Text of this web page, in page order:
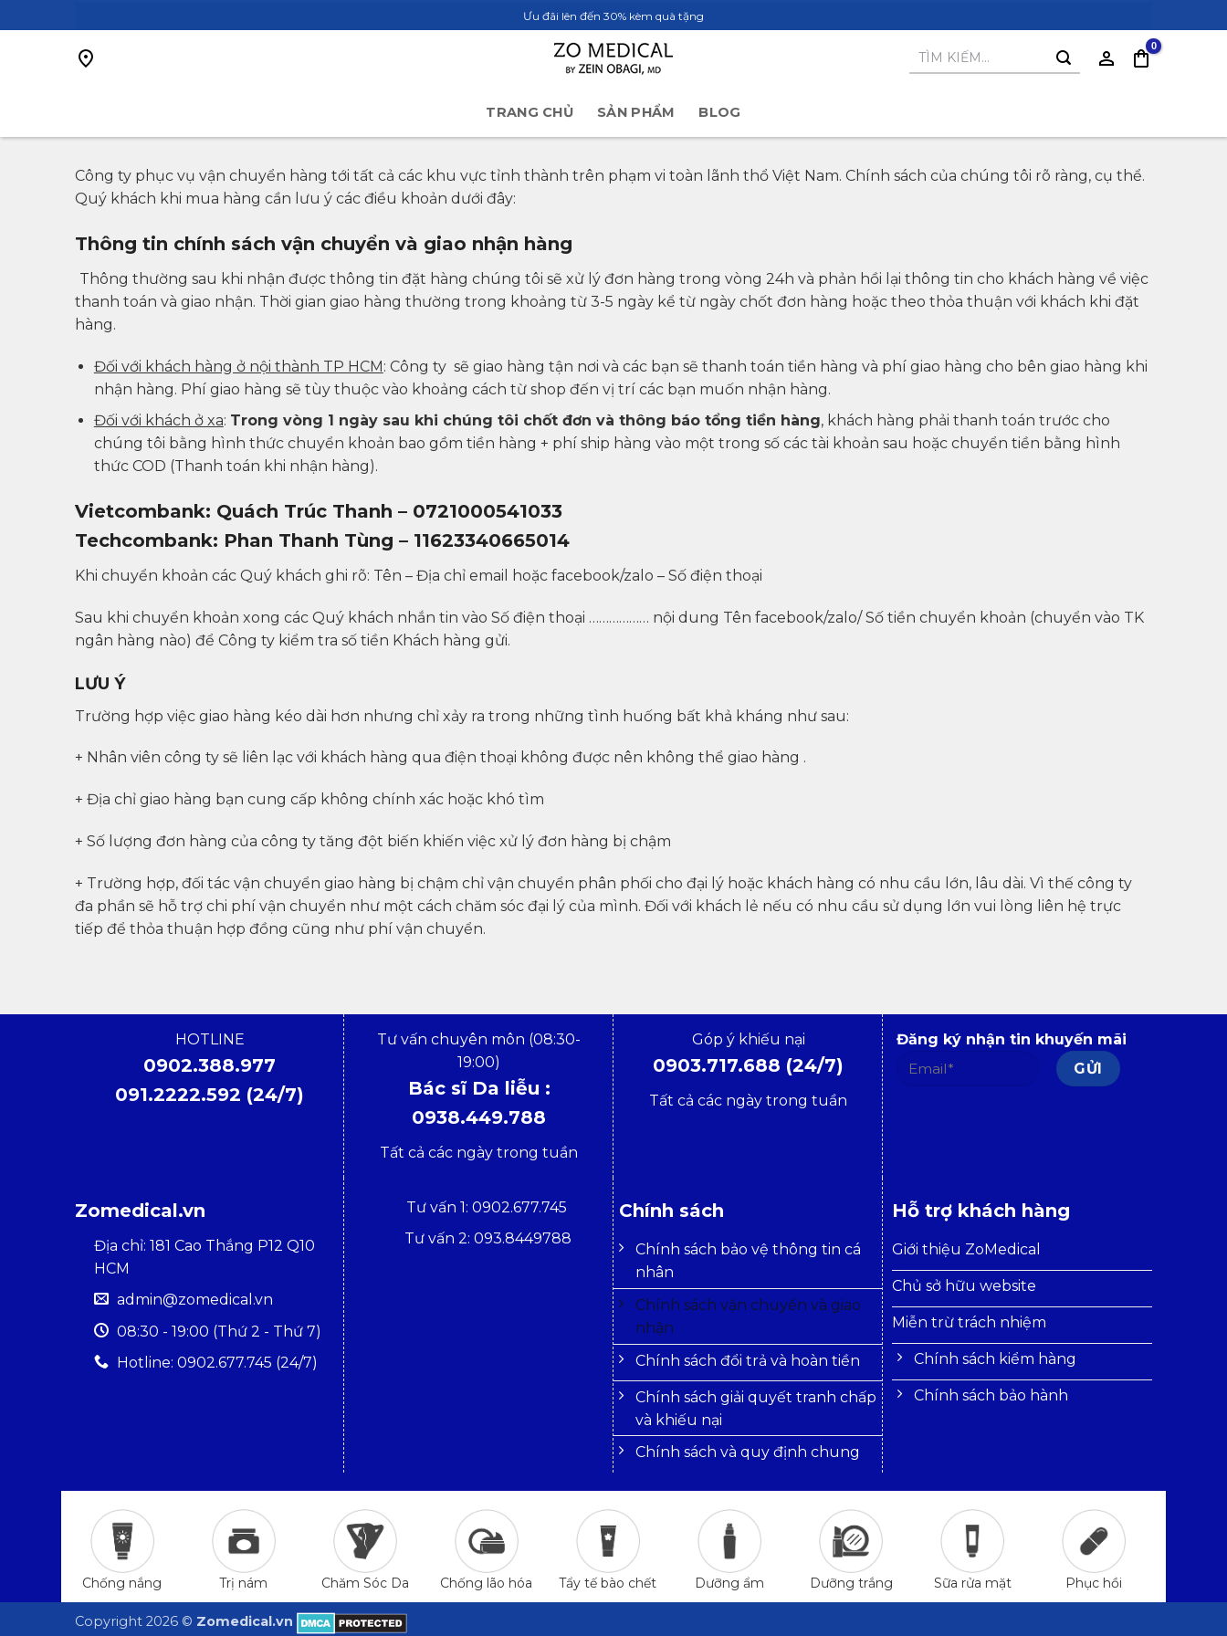
qua
Ưu đãi lên đến 30% kèm quà tặng
Tìm
TRANG CHỦ SẢN PHẨM BLOG
Công ty phục vụ vận chuyển hàng tới tất cả các khu vực tỉnh thành trên phạm vi toàn lãnh thổ Việt Nam. Chính sách của chúng tôi rõ ràng, cụ thể.
Quý khách khi mua hàng cần lưu ý các điều khoản dưới đây:
Thông tin chính sách vận chuyển và giao nhận hàng
Thông thường sau khi nhận được thông tin đặt hàng chúng tôi sẽ xử lý đơn hàng trong vòng 24h và phản hồi lại thông tin cho khách hàng về việc
thanh toán và giao nhận. Thời gian giao hàng thường trong khoảng từ 3-5 ngày kể từ ngày chốt đơn hàng hoặc theo thỏa thuận với khách khi đặt
hàng.
Đối với khách hàng ở nội thành TP HCM: Công ty sẽ giao hàng tận nơi và các bạn sẽ thanh toán tiền hàng và phí giao hàng cho bên giao hàng khi
nhận hàng. Phí giao hàng sẽ tùy thuộc vào khoảng cách từ shop đến vị trí các bạn muốn nhận hàng.
Đối với khách ở xa: Trong vòng 1 ngày sau khi chúng tôi chốt đơn và thông báo tổng tiền hàng, khách hàng phải thanh toán trước cho
chúng tôi bằng hình thức chuyển khoản bao gồm tiền hàng + phí ship hàng vào một trong số các tài khoản sau hoặc chuyển tiền bằng hình
thức COD (Thanh toán khi nhận hàng).
Vietcombank: Quách Trúc Thanh – 0721000541033
Techcombank: Phan Thanh Tùng – 11623340665014
Khi chuyển khoản các Quý khách ghi rõ: Tên – Địa chỉ email hoặc facebook/zalo – Số điện thoại
Sau khi chuyển khoản xong các Quý khách nhắn tin vào Số điện thoại ……………… nội dung Tên facebook/zalo/ Số tiền chuyển khoản (chuyển vào TK
ngân hàng nào) để Công ty kiểm tra số tiền Khách hàng gửi.
LƯU Ý
Trường hợp việc giao hàng kéo dài hơn nhưng chỉ xảy ra trong những tình huống bất khả kháng như sau:
+ Nhân viên công ty sẽ liên lạc với khách hàng qua điện thoại không được nên không thể giao hàng .
+ Địa chỉ giao hàng bạn cung cấp không chính xác hoặc khó tìm
+ Số lượng đơn hàng của công ty tăng đột biến khiến việc xử lý đơn hàng bị chậm
+ Trường hợp, đối tác vận chuyển giao hàng bị chậm chỉ vận chuyển phân phối cho đại lý hoặc khách hàng có nhu cầu lớn, lâu dài. Vì thế công ty
đa phần sẽ hỗ trợ chi phí vận chuyển như một cách chăm sóc đại lý của mình. Đối với khách lẻ nếu có nhu cầu sử dụng lớn vui lòng liên hệ trực
tiếp để thỏa thuận hợp đồng cũng như phí vận chuyển.
HOTLINE
0902.388.977
091.2222.592 (24/7)
Tư vấn chuyên môn (08:30-
19:00)
Bác sĩ Da liễu :
0938.449.788
Tất cả các ngày trong tuần
Góp ý khiếu nại
0903.717.688 (24/7)
Tất cả các ngày trong tuần
Đăng ký nhận tin khuyến mãi
Zomedical.vn
Địa chỉ: 181 Cao Thắng P12 Q10
HCM
admin@zomedical.vn
08:30 - 19:00 (Thứ 2 - Thứ 7)
Hotline: 0902.677.745 (24/7)
Tư vấn 1: 0902.677.745
Tư vấn 2: 093.8449788
Chính sách
Chính sách bảo vệ thông tin cá
nhân
Chính sách vận chuyển và giao
nhận
Chính sách đổi trả và hoàn tiền
Chính sách giải quyết tranh chấp
và khiếu nại
Chính sách và quy định chung
Hỗ trợ khách hàng
Giới thiệu ZoMedical
Chủ sở hữu website
Miễn trừ trách nhiệm
Chính sách kiểm hàng
Chính sách bảo hành
Chống nắng Trị nám Chăm Sóc Da Chống lão hóa Tẩy tế bào chết Dưỡng ẩm Dưỡng trắng Sữa rửa mặt Phục hồi
Copyright 2026 © Zomedical.vn